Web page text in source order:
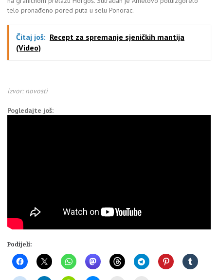
telo pronađeno pored puta u selu Ponorac.
Čitaj još: Recept za spremanje sjeničkih mantija
(Video)
izvor: novosti
Pogledajte još:
Podijeli: